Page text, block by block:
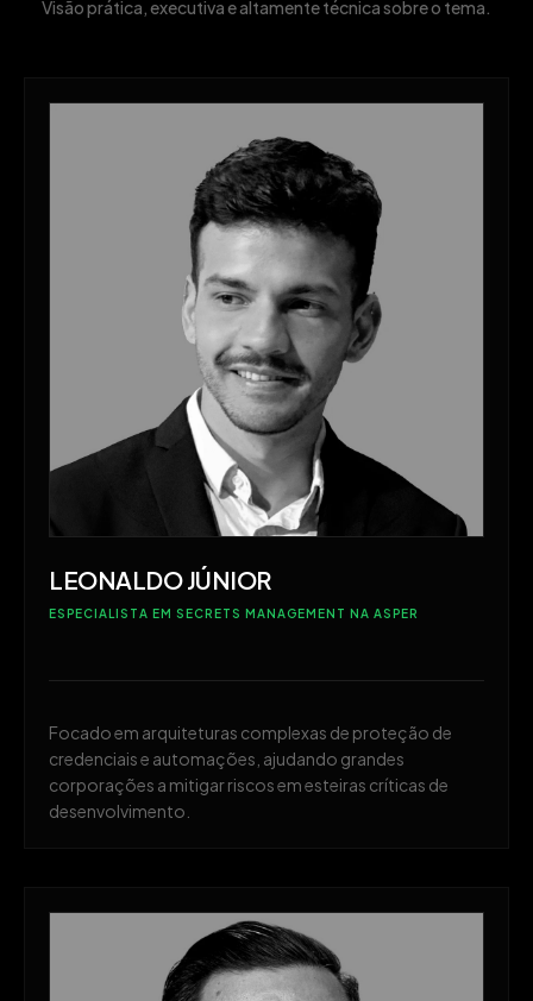
Visão prática, executiva e altamente técnica sobre o tema.
LEONALDO JÚNIOR
ESPECIALISTA EM SECRETS MANAGEMENT NA ASPER
Focado em arquiteturas complexas de proteção de
credenciais e automações, ajudando grandes
corporações a mitigar riscos em esteiras críticas de
desenvolvimento.